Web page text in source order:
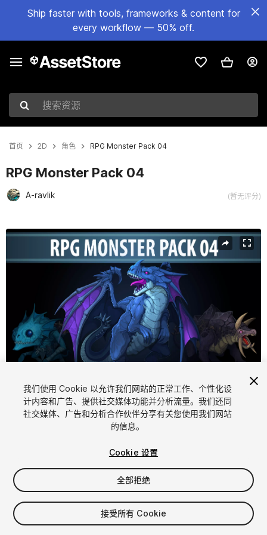
Ship faster with tools, frameworks & content for
every workflow — 50% off.
搜索资源
首页 2D 角色 RPG Monster Pack 04
RPG Monster Pack 04
A-ravlik (暂无评分)
当前幻灯片：1 / 2
1/2
$9.99
增值税将在结算时计算
我们使用 Cookie 以允许我们网站的正常工作、个性化设
计内容和广告、提供社交媒体功能并分析流量。我们还同
社交媒体、广告和分析合作伙伴分享有关您使用我们网站
的信息。
Cookie 设置
全部拒绝
接受所有 Cookie